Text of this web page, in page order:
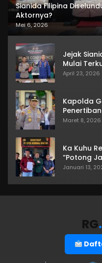
Sianida Filipina
Aktornya?
Mei 6, 2026
Jejak
Mulai
April 23, 2026
Kapolda
Maret 8, 2026
Ka Kuhu
“Potong
Januari 13,
RG